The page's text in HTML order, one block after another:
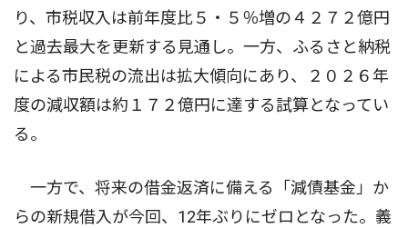
り、市税収入は前年度比５・５％増の４２７２億円
と過去最大を更新する見通し。一方、ふるさと納税
による市民税の流出は拡大傾向にあり、２０２６年
度の減収額は約１７２億円に達する試算となってい
る。
一方で、将来の借金返済に備える「減債基金」か
らの新規借入が今回、12年ぶりにゼロとなった。義